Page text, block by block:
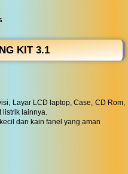
KIT 3.1
Layar LCD laptop, Case, CD Rom,
listrik lainnya.
dan kain fanel yang aman